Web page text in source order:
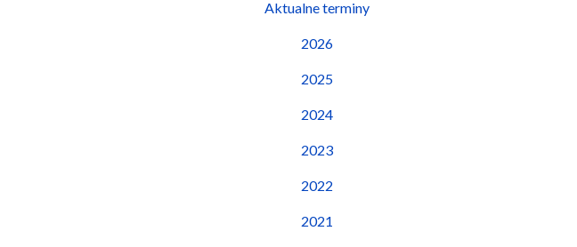
Aktualne terminy
2026
2025
2024
2023
2022
2021